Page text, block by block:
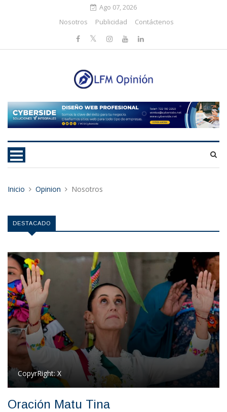
Ago 07, 2026
Nosotros
Publicidad Contáctenos
Inicio Opinion Nosotros
DESTACADO
CopyrRight:X
Oración Matu Tina